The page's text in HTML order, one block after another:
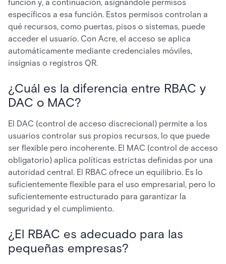
función y, a continuación, asignándole permisos
específicos a esa función. Estos permisos controlan a
qué recursos, como puertas, pisos o sistemas, puede
acceder el usuario. Con Acre, el acceso se aplica
automáticamente mediante credenciales móviles,
insignias o registros QR.
¿Cuál es la diferencia entre RBAC y
DAC o MAC?
El DAC (control de acceso discrecional) permite a los
usuarios controlar sus propios recursos, lo que puede
ser flexible pero incoherente. El MAC (control de acceso
obligatorio) aplica políticas estrictas definidas por una
autoridad central. El RBAC ofrece un equilibrio. Es lo
suficientemente flexible para el uso empresarial, pero lo
suficientemente estructurado para garantizar la
seguridad y el cumplimiento.
¿El RBAC es adecuado para las
pequeñas empresas?